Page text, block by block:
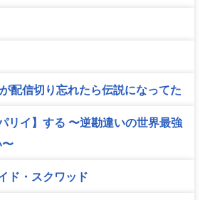
配信切り忘れたら伝説になってた
リイ】する 〜逆勘違いの世界最強
ド・スクワッド